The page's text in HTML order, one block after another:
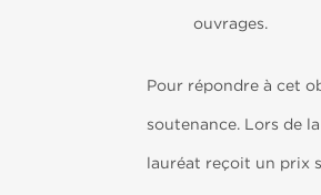
ouvrages.
Pour répondre à cet
soutenance. Lors de
lauréat reçoit un prix